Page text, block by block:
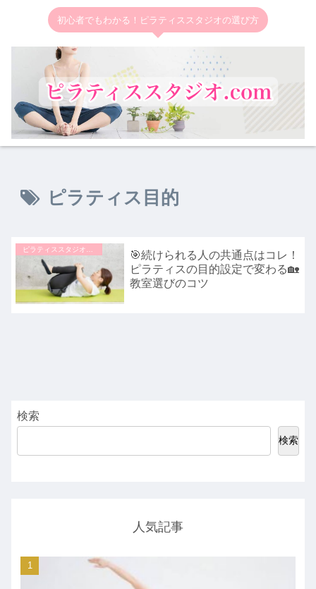
初心者でもわかる！ピラティススタジオの選び方
ピラティス目的
🎯続けられる人の共通点はコレ！
ピラティスの目的設定で変わる🏡
教室選びのコツ
検索
検索
人気記事